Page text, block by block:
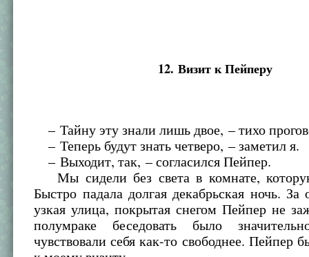
12. Визит к Пейперу
– Тайну эту знали лишь двое, – тихо
– Теперь будут знать четверо, – заметил я.
– Выходит, так, – согласился Пейпер.
Мы сидели без света в комнате,
Быстро падала долгая декабрьская ночь.
узкая улица, покрытая снегом Пейпер не
полумраке беседовать было
чувствовали себя как-то свободнее. Пейпер